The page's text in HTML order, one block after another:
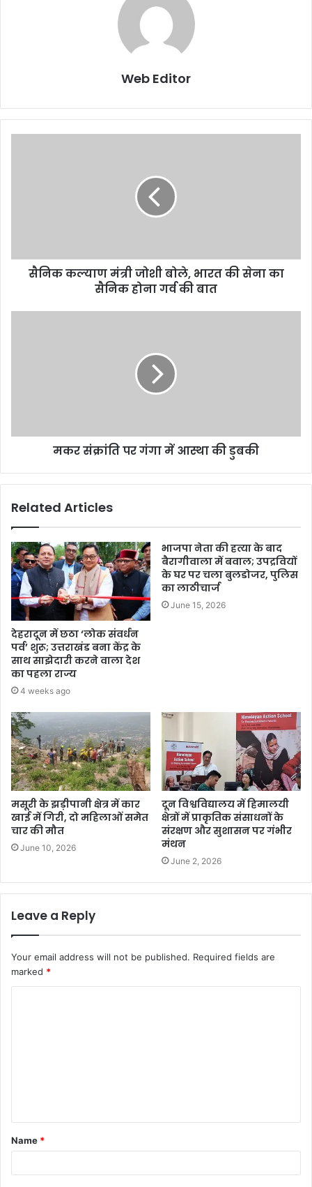
Web Editor
सैनिक कल्याण मंत्री जोशी बोले, भारत की सेना का
सैनिक होना गर्व की बात
मकर संक्रांति पर गंगा में आस्था की डुबकी
Related Articles
देहरादून में छठा ‘लोक संवर्धन
पर्व’ शुरू; उत्तराखंड बना केंद्र के
साथ साझेदारी करने वाला देश
का पहला राज्य
4 weeks ago
भाजपा नेता की हत्या के बाद
बैरागीवाला में बवाल; उपद्रवियों
के घर पर चला बुलडोजर, पुलिस
का लाठीचार्ज
June 15, 2026
मसूरी के झड़ीपानी क्षेत्र में कार
खाई में गिरी, दो महिलाओं समेत
चार की मौत
June 10, 2026
दून विश्वविद्यालय में हिमालयी
क्षेत्रों में प्राकृतिक संसाधनों के
संरक्षण और सुशासन पर गंभीर
मंथन
June 2, 2026
Leave a Reply
Your email address will not be published. Required fields are
marked *
t
*
Name *